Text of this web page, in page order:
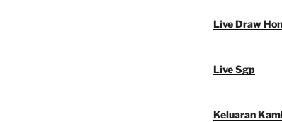
Live Draw
Live Sgp
Keluaran